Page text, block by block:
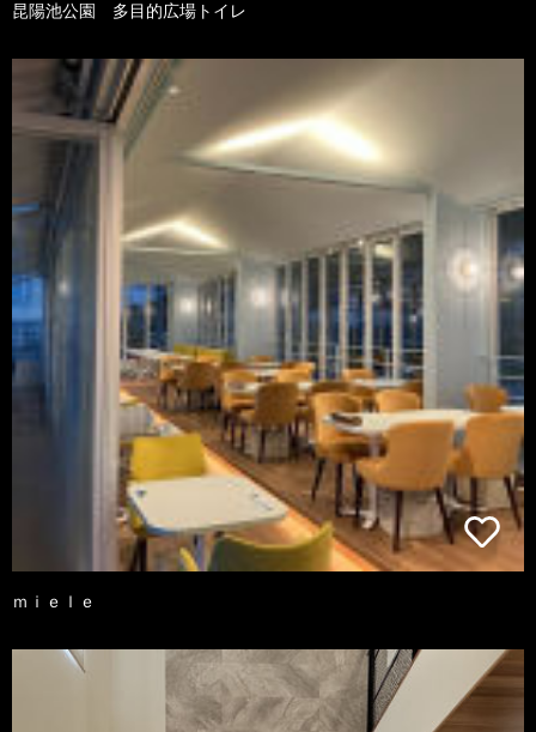
昆陽池公園 多目的広場トイレ
ｍｉｅｌｅ